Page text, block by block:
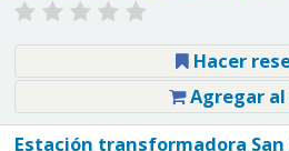
Hacer
Agregar
Estación transformadora